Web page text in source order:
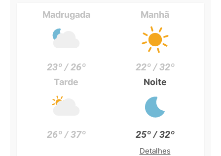
Madrugada
23º / 26º
Manhã
22º / 32º
Tarde
26º / 37º
Noite
25º / 32º
Detalhes